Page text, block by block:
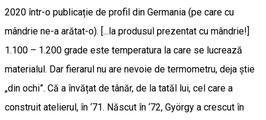
2020 într-o publicație de profil din Germania (pe care cu
mândrie ne-a arătat-o). [...la produsul prezentat cu mândrie!]
1.100 – 1.200 grade este temperatura la care se lucrează
materialul. Dar fierarul nu are nevoie de termometru, deja știe
„din ochi”. Că a învățat de tânăr, de la tatăl lui, cel care a
construit atelierul, în ‘71. Născut în ‘72, György a crescut în